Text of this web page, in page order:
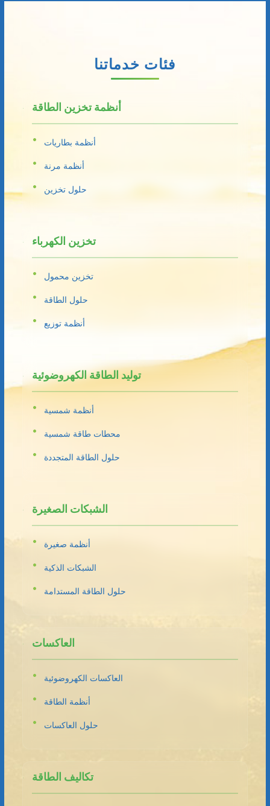
فئات خدماتنا
أنظمة تخزين الطاقة
أنظمة بطاريات
أنظمة مرنة
حلول تخزين
تخزين الكهرباء
تخزين محمول
حلول الطاقة
أنظمة توزيع
توليد الطاقة الكهروضوئية
أنظمة شمسية
محطات طاقة شمسية
حلول الطاقة المتجددة
الشبكات الصغيرة
أنظمة صغيرة
الشبكات الذكية
حلول الطاقة المستدامة
العاكسات
العاكسات الكهروضوئية
أنظمة الطاقة
حلول العاكسات
تكاليف الطاقة